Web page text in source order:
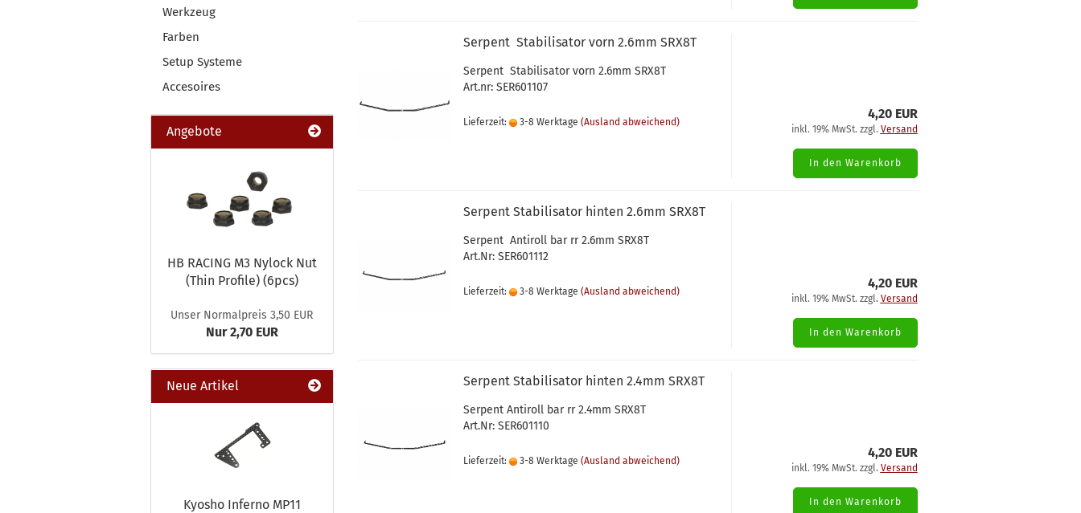
Serpent Stabilisator vorn 2.6mm SRX8T ​
Serpent Stabilisator vorn 2.6mm SRX8T ​
Art.nr: SER601107
Lieferzeit: 3-8 Werktage (Ausland abweichend)
4,20 EUR
inkl. 19% MwSt. zzgl. Versand
In den Warenkorb
Serpent Stabilisator hinten 2.6mm SRX8T
Serpent Antiroll bar rr 2.6mm SRX8T
Art.Nr: SER601112
Lieferzeit: 3-8 Werktage (Ausland abweichend)
4,20 EUR
inkl. 19% MwSt. zzgl. Versand
In den Warenkorb
Serpent Stabilisator hinten 2.4mm SRX8T
Serpent Antiroll bar rr 2.4mm SRX8T
Art.Nr: SER601110
Lieferzeit: 3-8 Werktage (Ausland abweichend)
4,20 EUR
inkl. 19% MwSt. zzgl. Versand
In den Warenkorb
Werkzeug
Farben
Setup Systeme
Accesoires
Angebote
HB RACING M3 Nylock Nut
(Thin Profile) (6pcs)
Unser Normalpreis 3,50 EUR
Nur 2,70 EUR
Neue Artikel
Kyosho Inferno MP11